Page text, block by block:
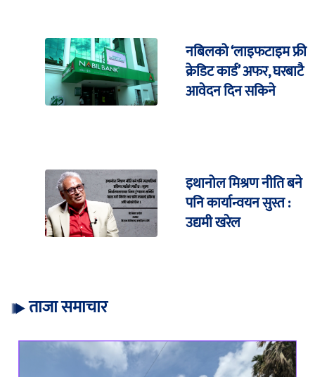
नबिलको ‘लाइफटाइम फ्री
क्रेडिट कार्ड’ अफर, घरबाटै
आवेदन दिन सकिने
इथानोल मिश्रण नीति बने
पनि कार्यान्वयन सुस्त :
उद्यमी खरेल
ताजा समाचार